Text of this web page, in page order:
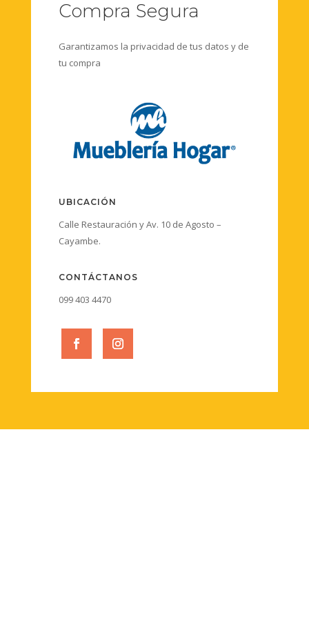
Compra Segura
Garantizamos la privacidad de tus datos y de
tu compra
UBICACIÓN
Calle Restauración y Av. 10 de Agosto –
Cayambe.
CONTÁCTANOS
099 403 4470